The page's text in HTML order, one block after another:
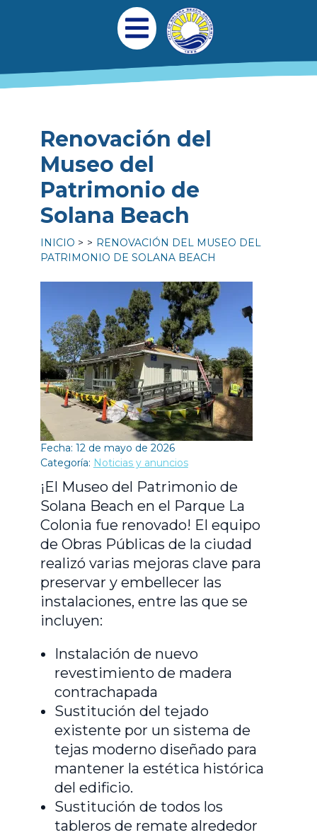
Pasar al contenido principalNavegación
Abrir menú móvil
Renovación del
Museo del
Patrimonio de
Solana Beach
INICIO
RENOVACIÓN DEL MUSEO DEL
PATRIMONIO DE SOLANA BEACH
Fecha: 12 de mayo de 2026
Categoría: Noticias y anuncios
¡El Museo del Patrimonio de
Solana Beach en el Parque La
Colonia fue renovado! El equipo
de Obras Públicas de la ciudad
realizó varias mejoras clave para
preservar y embellecer las
instalaciones, entre las que se
incluyen:
Instalación de nuevo
revestimiento de madera
contrachapada
Sustitución del tejado
existente por un sistema de
tejas moderno diseñado para
mantener la estética histórica
del edificio.
Sustitución de todos los
tableros de remate alrededor